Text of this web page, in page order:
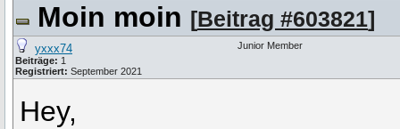
Moin moin [Beitrag #603821]
yxxx74
Beiträge: 1
Registriert: September 2021
Junior Member
Hey,